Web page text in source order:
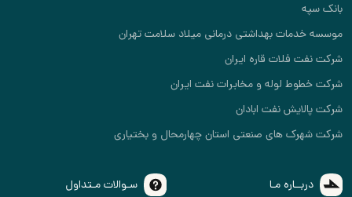
بانک سپه
موسسه خدمات بهداشتی درمانی میلاد سلامت تهران
شرکت نفت فلات قاره ایران
شرکت خطوط لوله و مخابرات نفت ایران
شرکت پالایش نفت ابادان
شرکت شهرک های صنعتی استان چهارمحال و بختیاری
دربــاره مـا سـوالات مـتداول